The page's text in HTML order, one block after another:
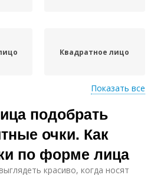
Квадратное лицо
лицо Лица для мужчин
Показать все
подобрать
очки. Как
по форме лица
красиво, когда носят